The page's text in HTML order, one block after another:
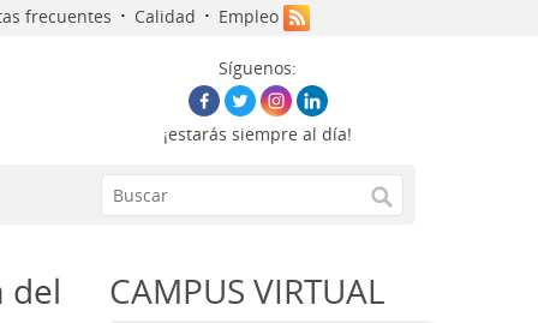
frecuentes · Calidad · Empleo
Síguenos:
¡estarás siempre al día!
del CAMPUS VIRTUAL